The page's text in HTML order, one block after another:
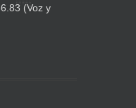
(Voz y